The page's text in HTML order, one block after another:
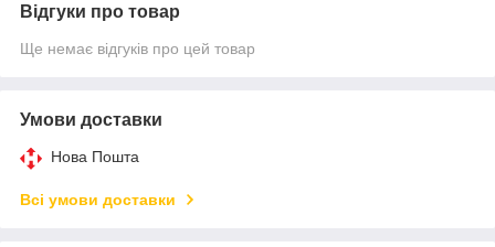
Відгуки про товар
Ще немає відгуків про цей товар
Умови доставки
Нова Пошта
Всі умови доставки